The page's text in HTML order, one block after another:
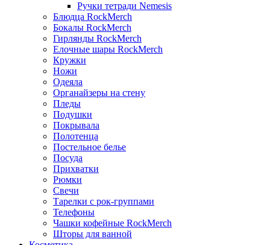
Ручки тетради Nemesis
Блюдца RockMerch
Бокалы RockMerch
Гирлянды RockMerch
Елочные шары RockMerch
Кружки
Ножи
Одеяла
Органайзеры на стену
Пледы
Подушки
Покрывала
Полотенца
Постельное белье
Посуда
Прихватки
Рюмки
Свечи
Тарелки с рок-группами
Телефоны
Чашки кофейные RockMerch
Шторы для ванной